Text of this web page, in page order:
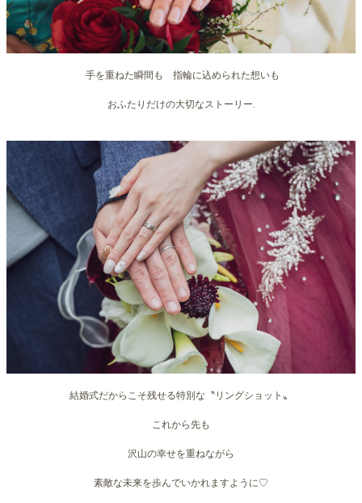
手を重ねた瞬間も 指輪に込められた想いも
おふたりだけの大切なストーリー.
結婚式だからこそ残せる特別な〝リングショット〟
これから先も
沢山の幸せを重ねながら
素敵な未来を歩んでいかれますように♡